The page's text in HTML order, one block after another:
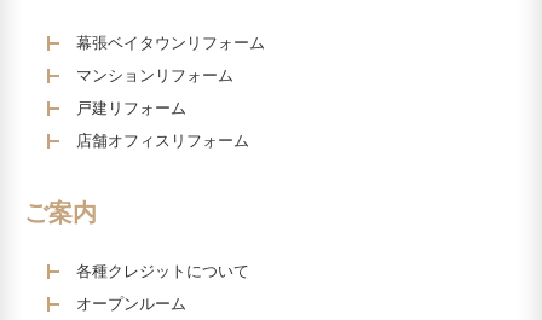
幕張ベイタウンリフォーム
マンションリフォーム
戸建リフォーム
店舗オフィスリフォーム
ご案内
各種クレジットについて
オープンルーム